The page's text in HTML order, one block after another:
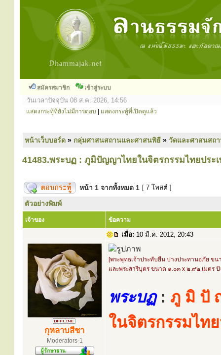
สมัครสมาชิก เข้าสู่ระบบ
วันเวลาปัจจุบัน 08 ส.ค. 2026, 14:56
แสดงกระทู้ที่ยังไม่มีการตอบ แสดงกระทู้ที่เปิดดูแล้ว
หน้าเว็บบอร์ด » กลุ่มศาสนสถานและศาสนพิธี » วัดและศาสนสถ
41483.พระบฏ : ภูมิปัญญาไทยในจิตรกรรมไทยประ
หน้า 1 จากทั้งหมด 1 [ 7 โพสต์ ]
ตัวอย่างพิมพ์
เจ้าของ ข้อความ
เมื่อ: 10 มี.ค. 2012, 20:43
กุหลาบสีชา
Moderators-1
[พระพุทธเจ้าประทับยืน ปางประทานอภัย ข
และพระสารีบุตร ขนาด ๑.๐๓ x ๒.๙๒ เมต
พระบฏ : ภู มิ ปั
ในจิตรกรรมไท